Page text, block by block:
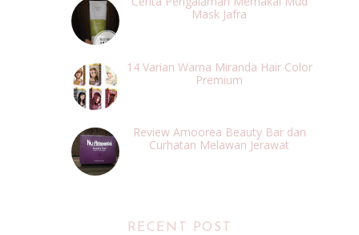
Mask Jafra
14 Varian Warna Miranda Hair Color
Premium
Review Amoorea Beauty Bar dan
Curhatan Melawan Jerawat
RECENT POST